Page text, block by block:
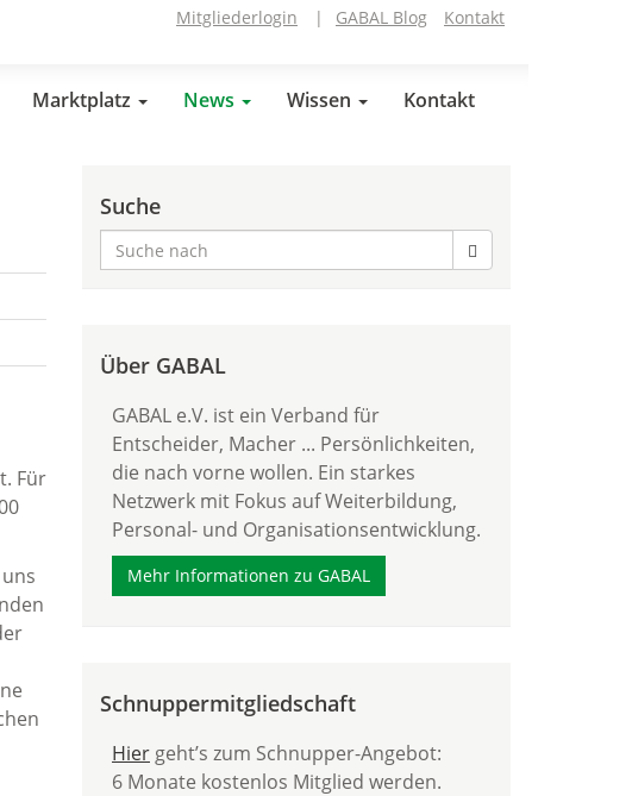
Mitgliederlogin | GABAL Blog Kontakt
Marktplatz News Wissen Kontakt
Für
Suche
Über GABAL
GABAL e.V. ist ein Verband für
Entscheider, Macher ... Persönlichkeiten,
die nach vorne wollen. Ein starkes
Netzwerk mit Fokus auf Weiterbildung,
Personal- und Organisationsentwicklung.
Mehr Informationen zu GABAL
Schnuppermitgliedschaft
Hier geht’s zum Schnupper-Angebot:
6 Monate kostenlos Mitglied werden.